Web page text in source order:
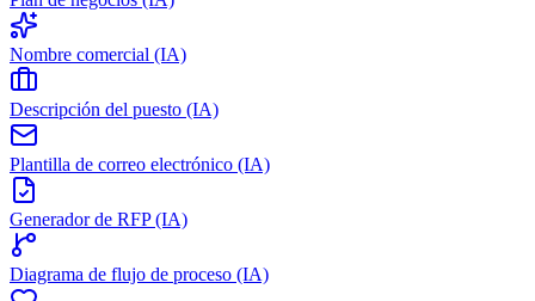
Nombre comercial (IA)
Descripción del puesto (IA)
Plantilla de correo electrónico (IA)
Generador de RFP (IA)
Diagrama de flujo de proceso (IA)